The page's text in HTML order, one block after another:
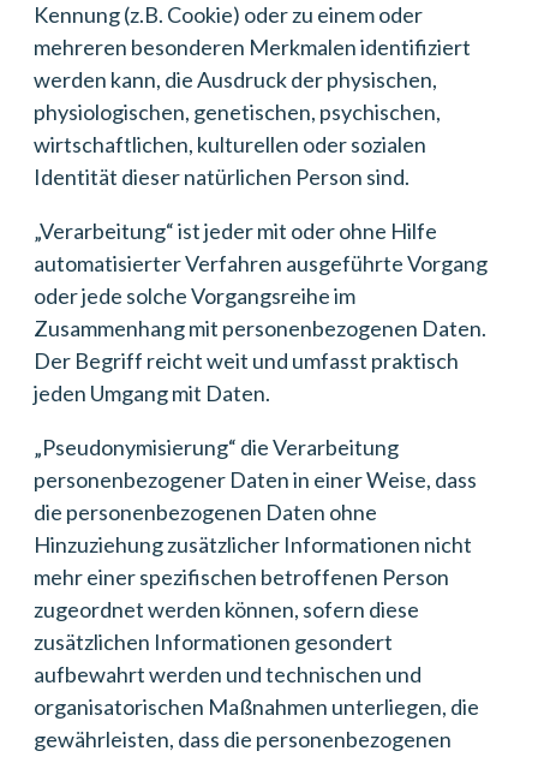
Kennung (z.B. Cookie) oder zu einem oder
mehreren besonderen Merkmalen identifiziert
werden kann, die Ausdruck der physischen,
physiologischen, genetischen, psychischen,
wirtschaftlichen, kulturellen oder sozialen
Identität dieser natürlichen Person sind.
„Verarbeitung“ ist jeder mit oder ohne Hilfe
automatisierter Verfahren ausgeführte Vorgang
oder jede solche Vorgangsreihe im
Zusammenhang mit personenbezogenen Daten.
Der Begriff reicht weit und umfasst praktisch
jeden Umgang mit Daten.
„Pseudonymisierung“ die Verarbeitung
personenbezogener Daten in einer Weise, dass
die personenbezogenen Daten ohne
Hinzuziehung zusätzlicher Informationen nicht
mehr einer spezifischen betroffenen Person
zugeordnet werden können, sofern diese
zusätzlichen Informationen gesondert
aufbewahrt werden und technischen und
organisatorischen Maßnahmen unterliegen, die
gewährleisten, dass die personenbezogenen